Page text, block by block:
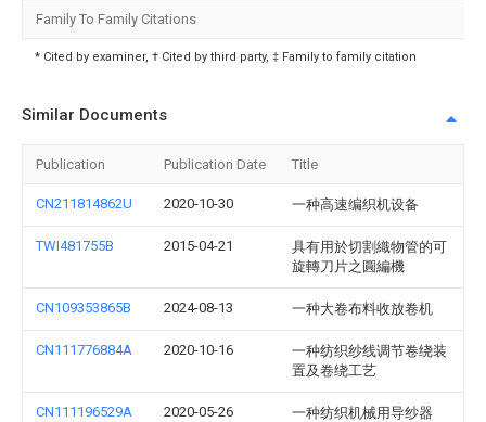
Family To Family Citations
* Cited by examiner, † Cited by third party, ‡ Family to family citation
Similar Documents
Publication Publication Date Title
CN211814862U 2020-10-30 一种高速编织机设备
TWI481755B 2015-04-21
具有用於切割織物管的可
旋轉刀片之圓編機
CN109353865B 2024-08-13 一种大卷布料收放卷机
CN111776884A 2020-10-16
一种纺织纱线调节卷绕装
置及卷绕工艺
CN111196529A 2020-05-26 一种纺织机械用导纱器